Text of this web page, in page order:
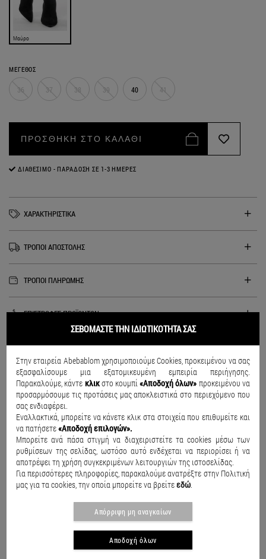
Μαύρο
ΜΕΓΕΘΟΣ
36 37 38 39 40 41
ΠΡΟΣΘΗΚΗ ΣΤΟ ΚΑΛΑΘΙ
ΔΙΑΘΈΣΙΜΟ - ΠΑΡΆΔΟΣΗ ΣΕ 1-3 ΗΜΈΡΕΣ
ΧΑΡΑΚΤΗΡΙΣΤΙΚΑ
ΤΡΟΠΟΙ ΑΠΟΣΤΟΛΗΣ
ΤΡΟΠΟΙ ΠΛΗΡΩΜΗΣ
ΕΠΙΣΤΡΟΦΕΣ ΠΡΟΪΟΝΤΩΝ
+30 24210 83702
ΕΙΔΑΤΕ ΠΡΟΣΦΑΤΑ
SALE
ΣΕΒΟΜΑΣΤΕ ΤΗΝ ΙΔΙΩΤΙΚΟΤΗΤΑ ΣΑΣ
Στην εταιρεία Abebablom χρησιμοποιούμε Cookies, προκειμένου να σας
εξασφαλίσουμε μια εξατομικευμένη εμπειρία περιήγησης.
Παρακαλούμε, κάντε κλικστο κουμπί«Αποδοχή όλων» προκειμένου να
προσαρμόσουμε τις προτάσεις μας αποκλειστικά στο περιεχόμενο που
σας ενδιαφέρει.
Εναλλακτικά, μπορείτε να κάνετε κλικ στα στοιχεία που επιθυμείτε και
να πατήσετε«Αποδοχή επιλογών».
Μπορείτε ανά πάσα στιγμή να διαχειριστείτε τα cookies μέσω των
ρυθμίσεων της σελίδας, ωστόσο αυτό ενδέχεται να περιορίσει ή να
αποτρέψει τη χρήση συγκεκριμένων λειτουργιών της ιστοσελίδας.
Για περισσότερες πληροφορίες, παρακαλούμε ανατρέξτε στην Πολιτική
μας για τα cookies, την οποία μπορείτε να βρείτεεδώ.
Απόρριψη μη αναγκαίων
Αποδοχή όλων